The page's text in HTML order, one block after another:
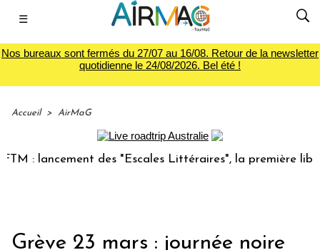
☰
Nos bureaux sont fermés du 27/07 au 16/08. Retour de la newsletter
quotidienne le 24/08/2026. Bel été !
Accueil > AirMaG
des "Escales Littéraires", la première librairie
Grève 23 mars : journée noire